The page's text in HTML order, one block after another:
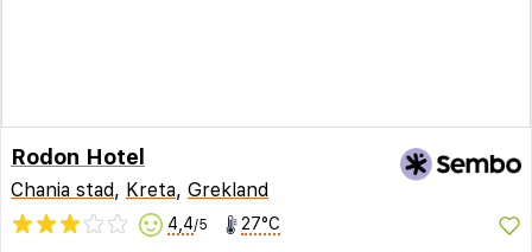
Rodon Hotel
Chania stad, Kreta, Grekland
4,4/5 27°C